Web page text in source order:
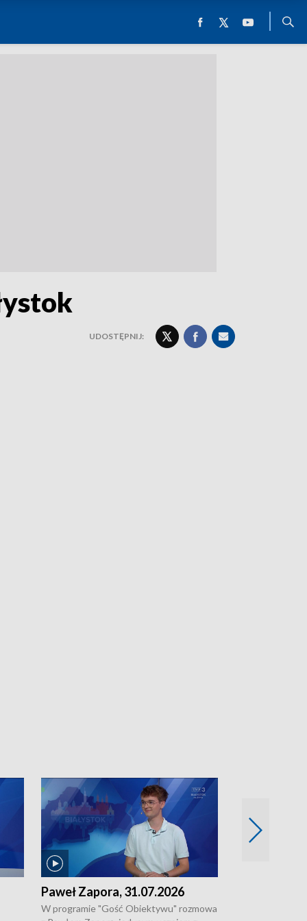
UDOSTĘPNIJ:
Paweł Zapora, 31.07.2026
W programie "Gość Obiektywu" rozmowa